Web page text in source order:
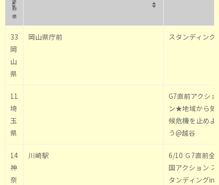
府
県
33
岡
山
県
岡山県庁前 スタンディング
11
埼
玉
県
G7直前アクショ
ン★地域から気
候危機を止めよ
う@越谷
14
神
奈
川崎駅
6/10 Ｇ7直前全
国アクション ス
タンディングin